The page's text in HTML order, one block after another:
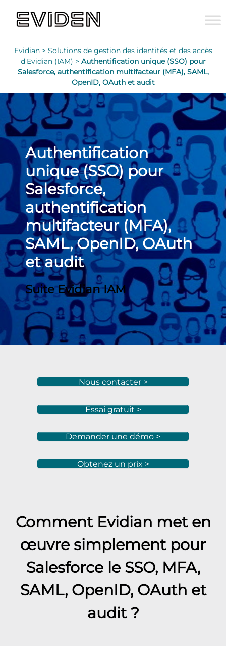
Evidian > Solutions de gestion des identités et des accès
d'Evidian (IAM) > Authentification unique (SSO) pour
Salesforce, authentification multifacteur (MFA), SAML,
OpenID, OAuth et audit
Authentification
unique (SSO) pour
Salesforce,
authentification
multifacteur (MFA),
SAML, OpenID, OAuth
et audit
Suite Evidian IAM
Nous contacter >
Essai gratuit >
Demander une démo >
Obtenez un prix >
Comment Evidian met en
œuvre simplement pour
Salesforcele SSO, MFA,
SAML, OpenID, OAuth et
audit ?